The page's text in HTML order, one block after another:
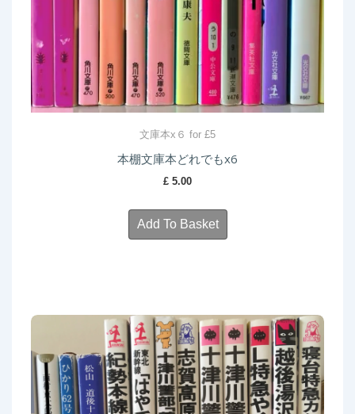
文庫本x６ for £5
本棚文庫本どれでもx6
£ 5.00
Add To Basket